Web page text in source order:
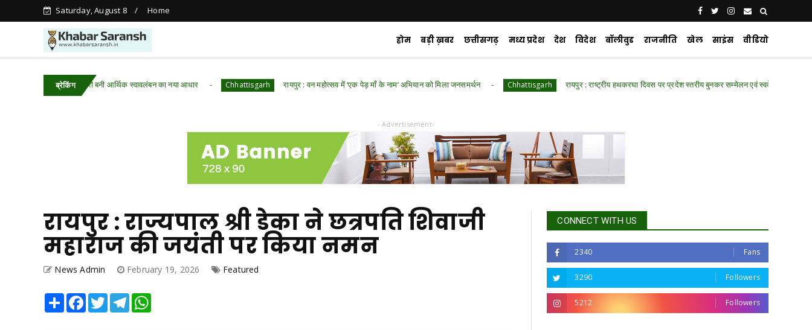
Saturday, August 8 Home
होम बड़ी ख़बर छत्तीसगढ़ मध्य प्रदेश देश विदेश बॉलीवुड राजनीति खेल साइंस वीडियो
ब्रेकिंग
में आजीविका डबरी बनी आर्थिक स्वावलंबन का नया आधार Chhattisgarh रायपुर : वन महोत्सव में ‘एक पेड़ माँ के नाम’ अभियान को मिला जनसमर्थन Chhattisgarh रायपुर : राष्ट्रीय हथकरघा दिवस पर प्रदेश स्तरीय बुनकर सम्मेलन एवं स्वदेशी प्रदर्शनी में शामिल हुए
- Advertisement-
रायपुर : राज्यपाल श्री डेका ने छत्रपति शिवाजी
महाराज की जयंती पर किया नमन
News Admin February 19, 2026 Featured
Share Facebook
TwitterTelegram
CONNECT WITH US
2340 Fans
3290 Followers
5212 Followers